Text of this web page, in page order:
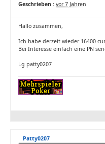
Geschrieben : vor 7 Jahren
Hallo zusammen,
Ich habe derzeit wieder 16400
Bei Interesse einfach eine PN
Lg patty0207
Patty0207